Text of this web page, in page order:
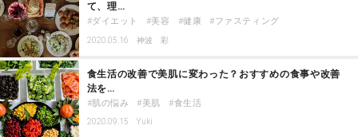
て、理…
ダイエット 美容 健康 ファスティング
2020.05.16 神波 彩
食生活の改善で美肌に変わった？おすすめの食事や改善
法を…
肌の悩み 美肌 食生活
2020.09.15 Yuki